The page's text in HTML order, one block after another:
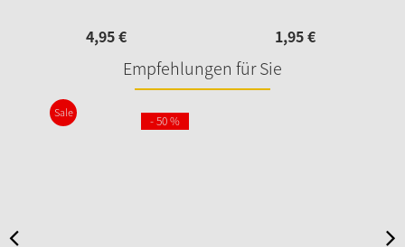
4,95€ 1,95€
Empfehlungen für Sie
Sale
- 50 %